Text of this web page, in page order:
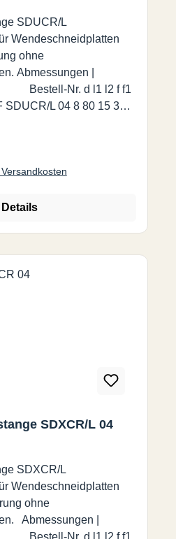
SDUCR/L
Wendeschneidplatten
ohne
|
l2 f f1
Details
SDXCR/L 04
SDXCR/L
Wendeschneidplatten
ohne
|
l2 f f1